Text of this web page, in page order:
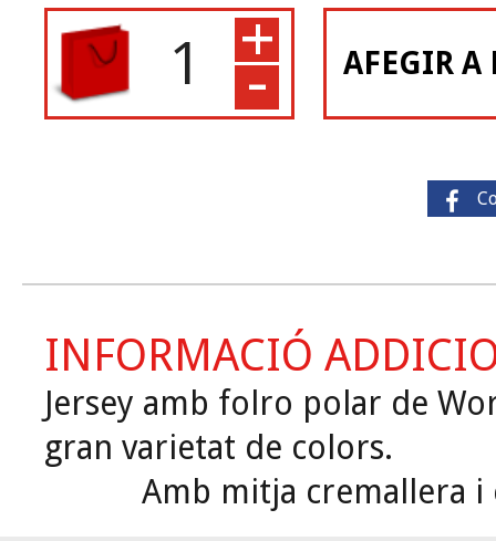
AFEGIR A
+
-
INFORMACIÓ
Jersey amb folro polar de
gran varietat de colors.
Amb mitja cremallera i